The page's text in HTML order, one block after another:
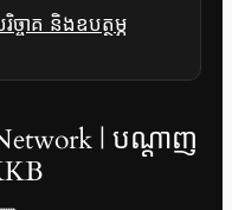
ចាគ និងឧបត្ថម្ភ
| បណ្តាញ